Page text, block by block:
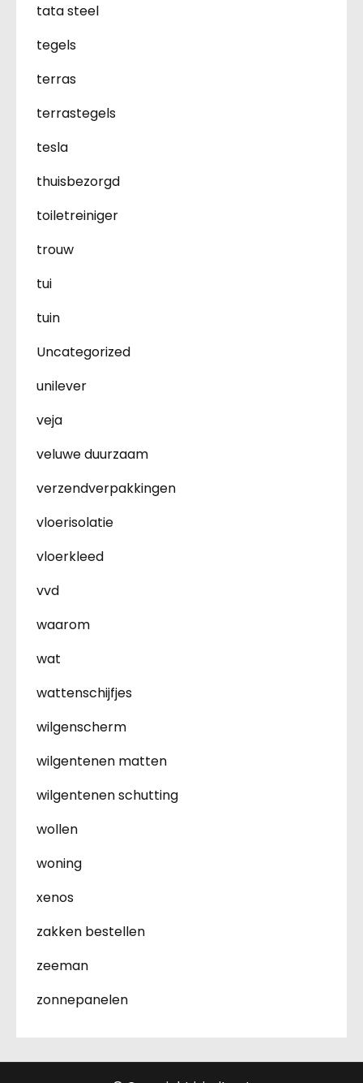
tata steel
tegels
terras
terrastegels
tesla
thuisbezorgd
toiletreiniger
trouw
tui
tuin
Uncategorized
unilever
veja
veluwe duurzaam
verzendverpakkingen
vloerisolatie
vloerkleed
vvd
waarom
wat
wattenschijfjes
wilgenscherm
wilgentenen matten
wilgentenen schutting
wollen
woning
xenos
zakken bestellen
zeeman
zonnepanelen